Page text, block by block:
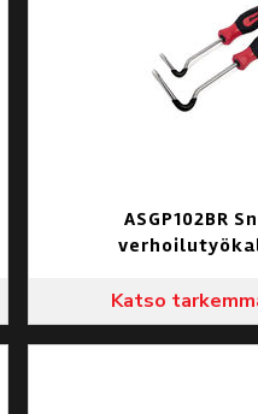
ASGP102BR
Katso